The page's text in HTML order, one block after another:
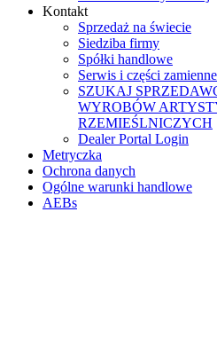
Kontakt
Sprzedaż na świecie
Siedziba firmy
Spółki handlowe
Serwis i części zamienne
SZUKAJ
WYROBÓW
RZEMIEŚLNICZYCH
Dealer Portal Login
Metryczka
Ochrona danych
Ogólne warunki handlowe
AEBs